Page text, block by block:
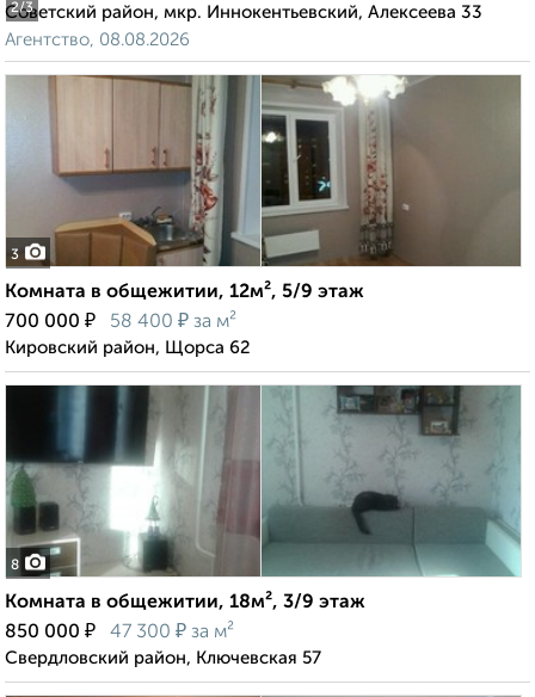
2/3
Советский район, мкр. Иннокентьевский, Алексеева 33
Агентство, 08.08.2026
3
Комната в общежитии, 12м², 5/9 этаж
700 000 ₽ 58 400 ₽ за м²
Кировский район, Щорса 62
8
Комната в общежитии, 18м², 3/9 этаж
850 000 ₽ 47 300 ₽ за м²
Свердловский район, Ключевская 57